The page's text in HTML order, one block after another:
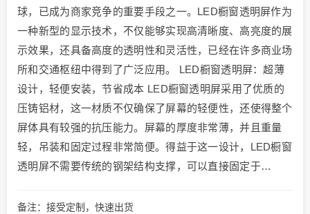
球，已成为商家竞争的重要手段之一。LED橱窗透明屏作为
一种新型的显示技术，不仅能够实现高清晰度、高亮度的展
示效果，还具备高度的透明性和灵活性，已经在许多商业场
所和交通枢纽中得到了广泛应用。 LED橱窗透明屏：超薄
设计，轻便安装，节省成本 LED橱窗透明屏采用了优质的
压铸铝材，这一材质不仅确保了屏幕的轻便性，还使得整个
屏体具有较强的抗压能力。屏幕的厚度非常薄，并且重量
轻，吊装和固定过程非常简便。得益于这一设计，LED橱窗
透明屏不需要传统的钢架结构支撑，可以直接固定于…
备注：接受定制，快速出货